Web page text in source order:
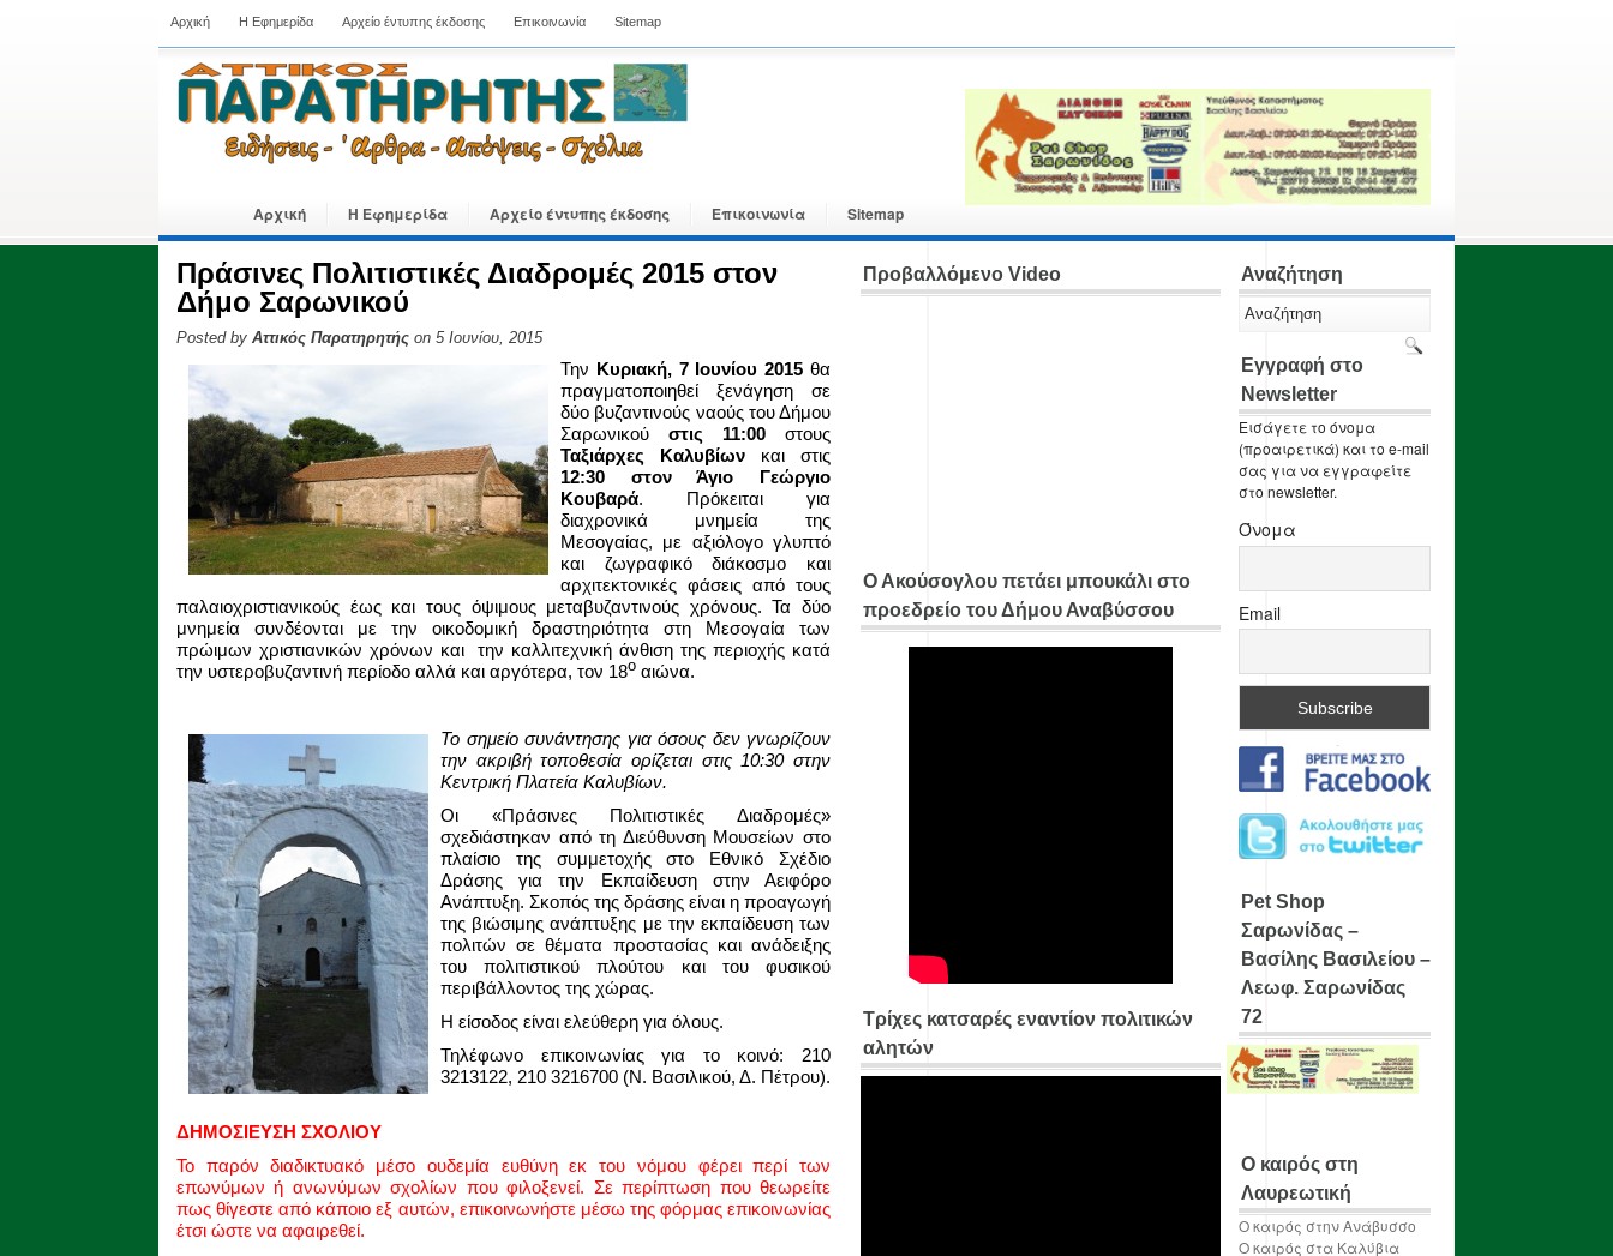
Αρχική Η Εφημερίδα Αρχείο έντυπης έκδοσης Επικοινωνία Sitemap
Αρχική Η Εφημερίδα Αρχείο έντυπης έκδοσης Επικοινωνία Sitemap
Πράσινες Πολιτιστικές Διαδρομές 2015 στον
Δήμο Σαρωνικού
Posted by Αττικός Παρατηρητής on 5 Ιουνίου, 2015
Την Κυριακή, 7 Ιουνίου 2015θα
πραγματοποιηθεί ξενάγηση σε
δύο βυζαντινούς ναούς του Δήμου
Σαρωνικού στις 11:00 στους
Ταξιάρχες Καλυβίων και στις
12:30 στον Άγιο Γεώργιο
Κουβαρά. Πρόκειται για
διαχρονικά μνημεία της
Μεσογαίας, με αξιόλογο γλυπτό
και ζωγραφικό διάκοσμο και
αρχιτεκτονικές φάσεις από τους
παλαιοχριστιανικούς έως και τους όψιμους μεταβυζαντινούς χρόνους. Τα δύο
μνημεία συνδέονται με την οικοδομική δραστηριότητα στη Μεσογαία των
πρώιμων χριστιανικών χρόνων και την καλλιτεχνική άνθιση της περιοχής κατά
την υστεροβυζαντινή περίοδο αλλά και αργότερα, τον 18ο αιώνα.
Το σημείο συνάντησης για όσους δεν γνωρίζουν
την ακριβή τοποθεσία ορίζεται στις 10:30 στην
Κεντρική Πλατεία Καλυβίων.
Οι «Πράσινες Πολιτιστικές Διαδρομές»
σχεδιάστηκαν από τη Διεύθυνση Μουσείων στο
πλαίσιο της συμμετοχής στο Εθνικό Σχέδιο
Δράσης για την Εκπαίδευση στην Αειφόρο
Ανάπτυξη. Σκοπός της δράσης είναι η προαγωγή
της βιώσιμης ανάπτυξης με την εκπαίδευση των
πολιτών σε θέματα προστασίας και ανάδειξης
του πολιτιστικού πλούτου και του φυσικού
περιβάλλοντος της χώρας.
Η είσοδος είναι ελεύθερη για όλους.
Τηλέφωνο επικοινωνίας για το κοινό: 210
3213122, 210 3216700 (Ν. Βασιλικού, Δ. Πέτρου).
ΔΗΜΟΣΙΕΥΣΗ ΣΧΟΛΙΟΥ
Το παρόν διαδικτυακό μέσο ουδεμία ευθύνη εκ του νόμου φέρει περί των
επωνύμων ή ανωνύμων σχολίων που φιλοξενεί. Σε περίπτωση που θεωρείτε
πως θίγεστε από κάποιο εξ αυτών, επικοινωνήστε μέσω της φόρμας επικοινωνίας
έτσι ώστε να αφαιρεθεί.
Προβαλλόμενο Video
Ο Ακούσογλου πετάει μπουκάλι στο
προεδρείο του Δήμου Αναβύσσου
Τρίχες κατσαρές εναντίον πολιτικών
αλητών
Αναζήτηση
Εγγραφή στο
Newsletter
Εισάγετε το όνομα
(προαιρετικά) και το e-mail
σας για να εγγραφείτε
στο newsletter.
Όνομα
Email
Pet Shop
Σαρωνίδας –
Βασίλης Βασιλείου –
Λεωφ. Σαρωνίδας
72
Ο καιρός στη
Λαυρεωτική
Ο καιρός στην Ανάβυσσο
Ο καιρός στα Καλύβια